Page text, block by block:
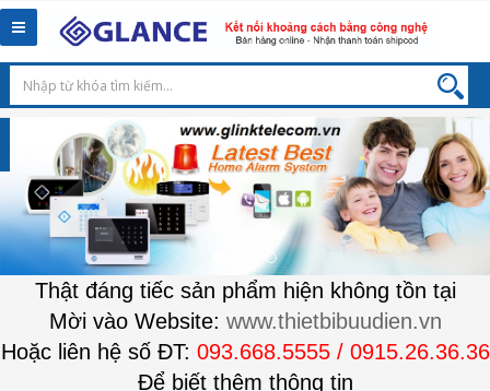
Toggle
navigation
Thật đáng tiếc sản phẩm hiện không tồn tại
Mời vào Website: www.thietbibuudien.vn
Hoặc liên hệ số ĐT: 093.668.5555 / 0915.26.36.36
Để biết thêm thông tin